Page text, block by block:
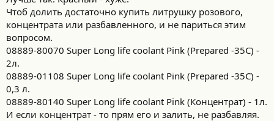
Чтоб долить достаточно купить литрушку розового,
концентрата или разбавленного, и не париться этим
вопросом.
08889-80070 Super Long life coolant Pink (Prepared -35C) -
2л.
08889-01108 Super Long life coolant Pink (Prepared -35C) -
0,3 л.
08889-80140 Super Long life coolant Pink (Концентрат) - 1л.
И если концентрат - то прям его и залить, не разбавляя.